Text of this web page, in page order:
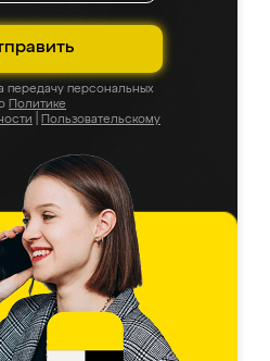
передачу персональных
Политике
Пользовательскому